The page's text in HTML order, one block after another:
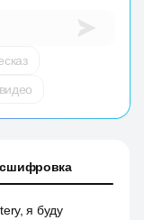
я буду